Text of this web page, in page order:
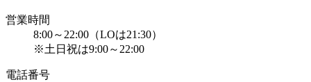
営業時間
8:00～22:00（LOは21:30）
※土日祝は9:00～22:00
電話番号